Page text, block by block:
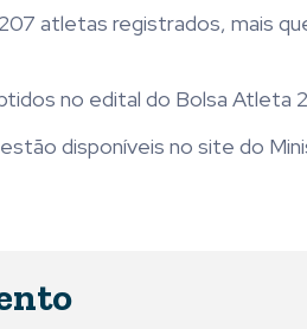
atletas registrados, mais
no edital do Bolsa Atleta
disponíveis no site do